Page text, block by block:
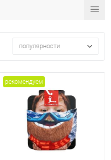
популярности
рекомендуем